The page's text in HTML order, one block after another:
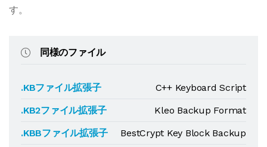
す。
同様のファイル
.KBファイル拡張子
C++ Keyboard Script
.KB2ファイル拡張子
Kleo Backup Format
.KBBファイル拡張子
BestCrypt Key Block Backup